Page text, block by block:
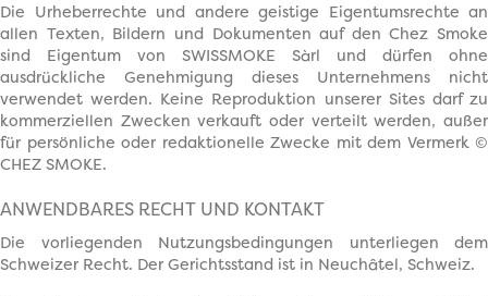
Die Urheberrechte und andere geistige Eigentumsrechte an
allen Texten, Bildern und Dokumenten auf den Chez Smoke
sind Eigentum von SWISSMOKE Sàrl und dürfen ohne
ausdrückliche Genehmigung dieses Unternehmens nicht
verwendet werden. Keine Reproduktion unserer Sites darf zu
kommerziellen Zwecken verkauft oder verteilt werden, außer
für persönliche oder redaktionelle Zwecke mit dem Vermerk ©
CHEZ SMOKE.
ANWENDBARES RECHT UND KONTAKT
Die vorliegenden Nutzungsbedingungen unterliegen dem
Schweizer Recht. Der Gerichtsstand ist in Neuchâtel, Schweiz.